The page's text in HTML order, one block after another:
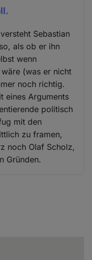
Sebastian
als ob er ihn
wenn
wäre (was er nicht
noch richtig.
eines Arguments
politisch
mit den
zu framen,
noch Olaf Scholz,
Gründen.